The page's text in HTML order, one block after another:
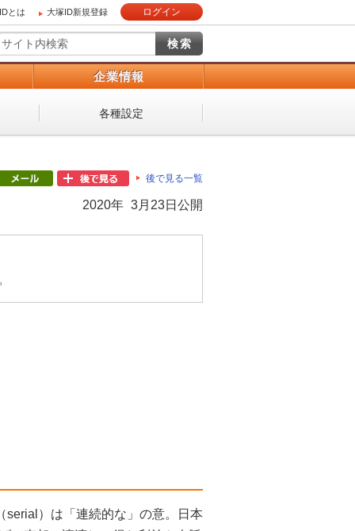
とは 大塚ID新規登録 ログイン
企業情報
各種設定
後で見る一覧
2020年 3月23日公開
serial）は「連続的な」の意。日本